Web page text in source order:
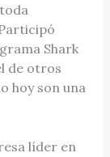
Shark
de otros
hoy son una
líder en